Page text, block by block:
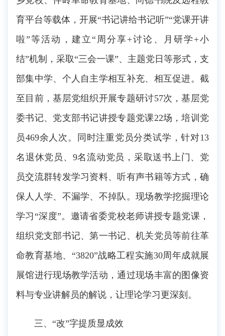
育平台等载体，开展“书记讲给书记听”“党课开讲
啦”等活动，建立“周分享+讨论、月研学+小
结”机制，采取“三会一课”、主题党日等形式，支
部集中学、个人自主学相互补充、相互促进。截
至目前，基层党组织开展专题研讨57次，基层党
委书记、党支部书记讲授专题党课22场，培训党
员469余人次。同时注重党员分类试学，针对13
名退休党员、9名流动党员，采取送书上门、党
员交流群转发学习资料、听有声书籍等方式，确
保人人学、不漏学、不掉队。现场教学挖掘理论
学习“深度”。邀请省委党校老师讲授专题党课，
组织党支部书记、第一书记、机关党员等前往革
命教育基地、“3820”战略工程实施30周年成就展
展馆进行现场教学活动，通过现场丰富的图像资
料与专业讲解员的解说，让理论学习更深刻。
三、“改”字提质显成效